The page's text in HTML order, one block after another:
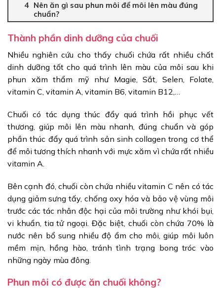
Nên ăn gì sau phun môi để môi lên màu đúng
chuẩn?
Thành phần dinh dưỡng của chuối
Nhiều nghiên cứu cho thấy chuối chứa rất nhiều chất
dinh dưỡng tốt cho quá trình lên màu của môi sau khi
phun xăm thẩm mỹ như Magie, Sắt, Selen, Folate,
vitamin C, vitamin A, vitamin B6, vitamin B12,…
Chuối có tác dụng thúc đẩy quá trình hồi phục vết
thương, giúp môi lên màu nhanh, đúng chuẩn và góp
phần thúc đẩy quá trình sản sinh collagen trong cơ thể
để môi tương thích nhanh với mực xăm vì chứa rất nhiều
vitamin A.
Bên cạnh đó, chuối còn chứa nhiều vitamin C nên có tác
dụng giảm sưng tấy, chống oxy hóa và bảo vệ vùng môi
trước các tác nhân độc hại của môi trường như khói bụi,
vi khuẩn, tia tử ngoại. Đặc biệt, chuối còn chứa 70% là
nước nên bổ sung nhiều độ ẩm cho môi, giúp môi luôn
mềm mịn, hồng hào, tránh tình trạng bong tróc vào
những ngày mùa đông.
Phun môi có được ăn chuối không?